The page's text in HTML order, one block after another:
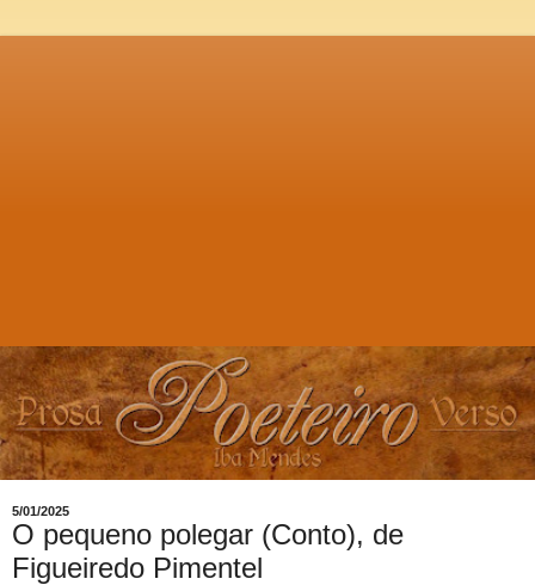
5/01/2025
O pequeno polegar (Conto), de
Figueiredo Pimentel